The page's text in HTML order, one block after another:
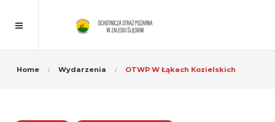
Home Wydarzenia OTWP W Łąkach Kozielskich